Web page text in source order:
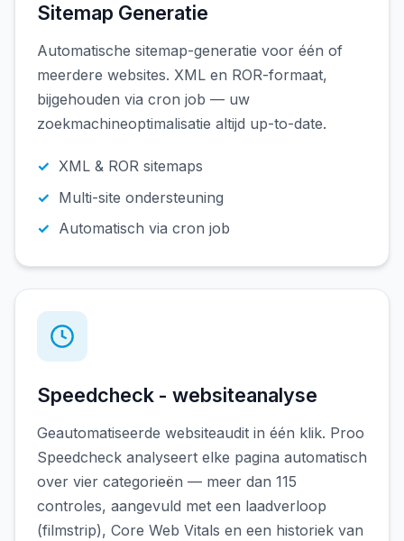
Sitemap Generatie
Automatische sitemap-generatie voor één of
meerdere websites. XML en ROR-formaat,
bijgehouden via cron job — uw
zoekmachineoptimalisatie altijd up-to-date.
XML & ROR sitemaps
Multi-site ondersteuning
Automatisch via cron job
Speedcheck - websiteanalyse
Geautomatiseerde websiteaudit in één klik. Proo
Speedcheck analyseert elke pagina automatisch
over vier categorieën — meer dan 115
controles, aangevuld met een laadverloop
(filmstrip), Core Web Vitals en een historiek van